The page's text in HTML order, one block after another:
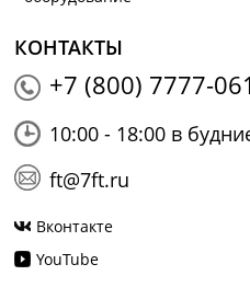
КОНТАКТЫ
+7 (800) 7777-061
10:00 - 18:00 в
ft@7ft.ru
Вконтакте
YouTube